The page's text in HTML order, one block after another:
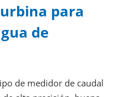
para
de
de medidor de caudal